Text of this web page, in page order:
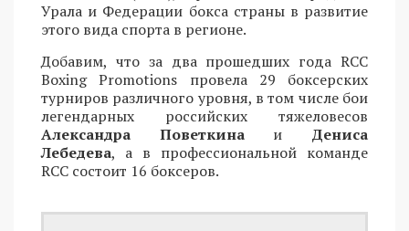
Урала и Федерации бокса страны в развитие
этого вида спорта в регионе.
Добавим, что за два прошедших года RCC
Boxing Promotions провела 29 боксерских
турниров различного уровня, в том числе бои
легендарных российских тяжеловесов
Александра Поветкинаи Дениса
Лебедева, а в профессиональной команде
RCC состоит 16 боксеров.